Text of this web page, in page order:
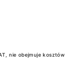
nie obejmuje kosztów